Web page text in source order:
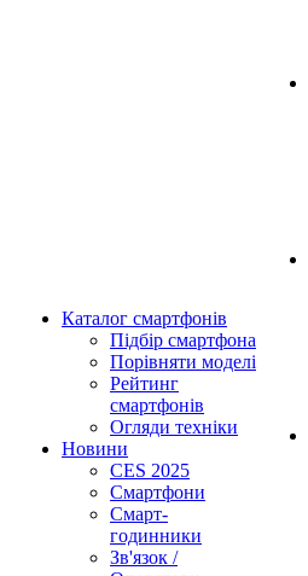
Каталог смартфонів
Підбір смартфона
Порівняти моделі
Рейтинг
смартфонів
Огляди техніки
Новини
CES 2025
Смартфони
Смарт-
годинники
Зв'язок /